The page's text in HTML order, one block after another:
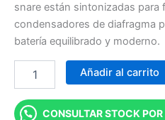
snare están sintonizadas para
condensadores de diafragma
batería equilibrado y moderno.
Añadir al carrito
CONSULTAR STOCK